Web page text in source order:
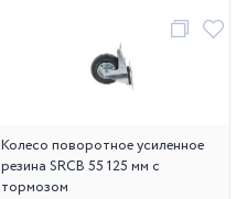
Колесо поворотное усиленное
резина SRCB 55 125 мм с
тормозом